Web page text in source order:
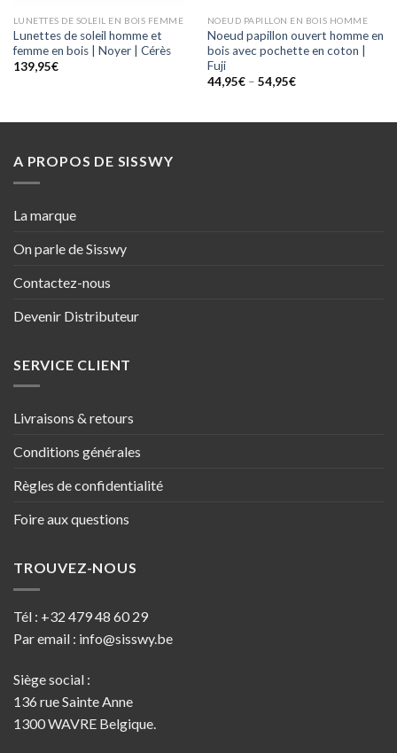
LUNETTES DE SOLEIL EN BOIS FEMME
Lunettes de soleil homme et
femme en bois | Noyer | Cérès
139,95€
NOEUD PAPILLON EN BOIS HOMME
Noeud papillon ouvert homme en
bois avec pochette en coton |
Fuji
44,95€– 54,95€
A PROPOS DE SISSWY
La marque
On parle de Sisswy
Contactez-nous
Devenir Distributeur
SERVICE CLIENT
Livraisons & retours
Conditions générales
Règles de confidentialité
Foire aux questions
TROUVEZ-NOUS
Tél : +32 479 48 60 29
Par email : info@sisswy.be
Siège social :
136 rue Sainte Anne
1300 WAVRE Belgique.